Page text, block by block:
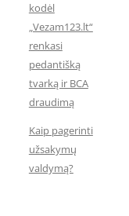
kodėl
„Vezam123.lt“
renkasi
pedantišką
tvarką ir BCA
draudimą
Kaip pagerinti
užsakymų
valdymą?